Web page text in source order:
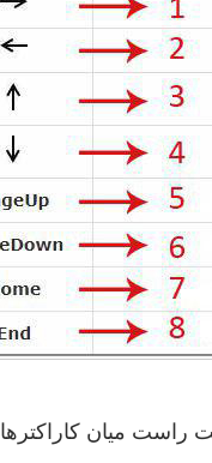
میان کاراکتر‌ها